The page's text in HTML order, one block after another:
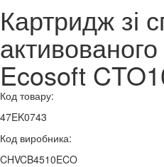
Картридж зі
активованого
Ecosoft
Код товару:
47EK0743
Код виробника:
CHVCB4510ECO